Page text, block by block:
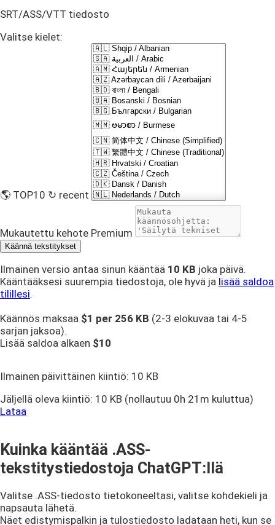
SRT/ASS/VTT tiedosto
Valitse kielet:
🌎 TOP10 ↻ recent
Mukautettu kehote Premium
Käännä tekstitykset
Ilmainen versio antaa sinun kääntää 10 KB joka päivä.
Kääntääksesi suurempia tiedostoja, ole hyvä ja lisää saldoa
tilillesi.
Käännös maksaa $1 per 256 KB (2-3 elokuvaa tai 4-5
sarjan jaksoa).
Lisää saldoa alkaen $10
Ilmainen päivittäinen kiintiö: 10 KB
Jäljellä oleva kiintiö: 10 KB (nollautuu 0h 21m kuluttua)
Lataa
Kuinka kääntää .ASS-
tekstitystiedostoja ChatGPT:llä
Valitse .ASS-tiedosto tietokoneeltasi, valitse kohdekieli ja
napsauta lähetä.
Näet edistymispalkin ja tulostiedosto ladataan heti, kun se